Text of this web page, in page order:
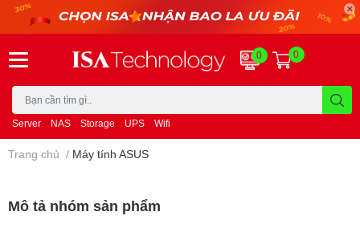
Server NAS Storage UPS Wifi
0 0
Trang chủ / Máy tính ASUS
Mô tả nhóm sản phẩm